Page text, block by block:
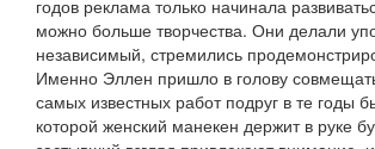
годов реклама только начинала
можно больше творчества. Они делали
независимый, стремились
Именно Эллен пришло в голову
самых известных работ подруг в те годы
которой женский манекен держит в руке